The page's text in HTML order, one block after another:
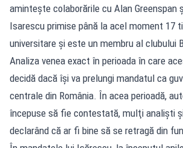
amintește colaborările cu Alan Greenspan
Isarescu primise până la acel moment 17
universitare și este un membru al clubului
Analiza venea exact în perioada în care
decidă dacă își va prelungi mandatul ca
centrale din România. În acea perioadă,
începuse să fie contestată, mulţi analişti
declarând că ar fi bine să se retragă din